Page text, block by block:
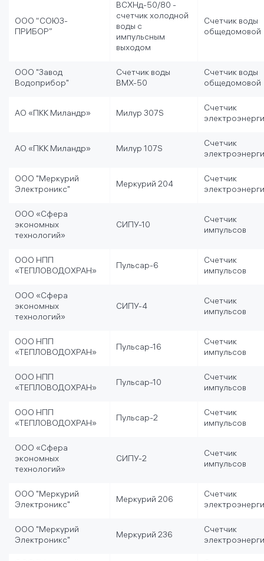
ООО “СОЮЗ-
ПРИБОР”
ВСХНд-50/80 -
счетчик холодной
воды с
импульсным
выходом
Счетчик воды
общедомовой
ООО "Завод
Водоприбор"
Счетчик воды
ВМХ-50
Счетчик воды
общедомовой
АО «ПКК Миландр» Милур 307S
Счетчик
АО «ПКК Миландр» Милур 107S
Счетчик
ООО "Меркурий
Электроникс"
Меркурий 204
Счетчик
ООО «Сфера
экономных
технологий»
СИПУ-10
Счетчик
импульсов
ООО НПП
«ТЕПЛОВОДОХРАН»
Пульсар-6
Счетчик
импульсов
ООО «Сфера
экономных
технологий»
СИПУ-4
Счетчик
импульсов
ООО НПП
«ТЕПЛОВОДОХРАН»
Пульсар-16
Счетчик
импульсов
ООО НПП
«ТЕПЛОВОДОХРАН»
Пульсар-10
Счетчик
импульсов
ООО НПП
«ТЕПЛОВОДОХРАН»
Пульсар-2
Счетчик
импульсов
ООО «Сфера
экономных
технологий»
СИПУ-2
Счетчик
импульсов
ООО "Меркурий
Электроникс"
Меркурий 206
Счетчик
ООО "Меркурий
Электроникс"
Меркурий 236
Счетчик